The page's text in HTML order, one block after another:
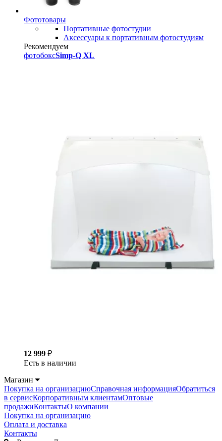
Фототовары
Портативные фотостудии
Аксессуары к портативным фотостудиям
Рекомендуем
фотобоксSimp-Q XL
12 999 ₽
Есть в наличии
Магазин
Покупка на организациюСправочная информацияОбратиться
в сервисКорпоративным клиентамОптовые
продажиКонтактыО компании
Покупка на организацию
Оплата и доставка
Контакты